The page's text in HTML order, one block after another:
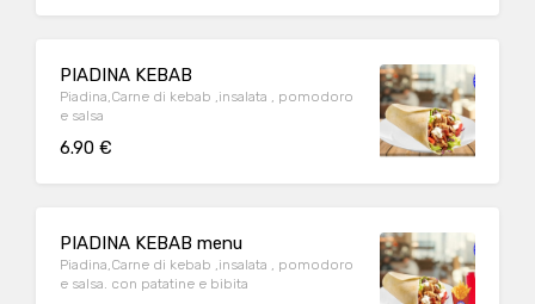
PIADINA KEBAB
Piadina,Carne di kebab ,insalata , pomodoro
e salsa
6.90 €
PIADINA KEBAB menu
Piadina,Carne di kebab ,insalata , pomodoro
e salsa. con patatine e bibita